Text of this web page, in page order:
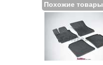
Похожие товары